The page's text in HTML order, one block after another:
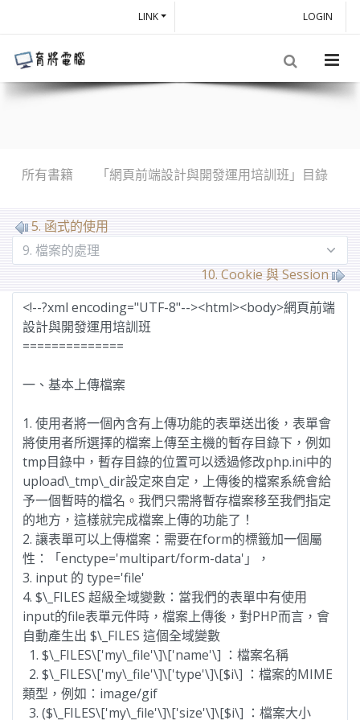
LOGIN
LINK
所有書籍 「網頁前端設計與開發運用培訓班」目錄
MarkDown
5. 函式的使用
10. Cookie 與 Session